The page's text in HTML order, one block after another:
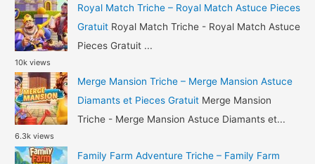
:
Royal Match Triche – Royal Match Astuce Pieces
Gratuit Royal Match Triche - Royal Match Astuce
Pieces Gratuit ...
10k views
Merge Mansion Triche – Merge Mansion Astuce
Diamants et Pieces Gratuit Merge Mansion
Triche - Merge Mansion Astuce Diamants et...
6.3k views
Family Farm Adventure Triche – Family Farm